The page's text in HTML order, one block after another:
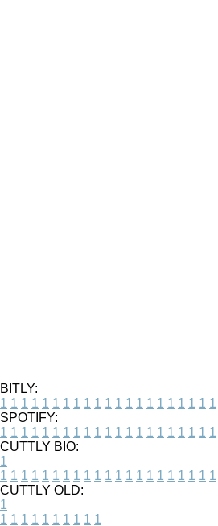
BITLY:
1 1 1 1 1 1 1 1 1 1 1 1 1 1 1 1 1 1 1 1 1
SPOTIFY:
1 1 1 1 1 1 1 1 1 1 1 1 1 1 1 1 1 1 1 1 1
CUTTLY BIO:
1
1 1 1 1 1 1 1 1 1 1 1 1 1 1 1 1 1 1 1 1 1
CUTTLY OLD:
1
1 1 1 1 1 1 1 1 1 1